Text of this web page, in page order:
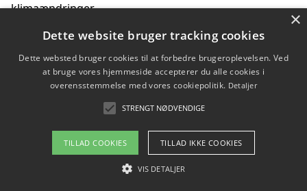
klimaændringer
Hvordan klimaændringer påvirker danske unges
gaveønsker
Om / kontakt
Blog Betingelser
×
Dette website bruger tracking cookies
Dette websted bruger cookies til at forbedre brugeroplevelsen. Ved
at bruge vores hjemmeside accepterer du alle cookies i
overensstemmelse med vores cookiepolitik. Detaljer
STRENGT NØDVENDIGE
TILLAD COOKIES TILLAD IKKE COOKIES
VIS DETALJER